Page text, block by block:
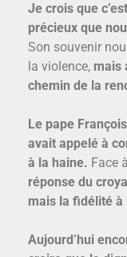
Je crois que
précieux que
Son souvenir
la violence, mais
chemin de la
Le pape
avait appelé à
à la haine. Face
réponse du
mais la fidélité à
Aujourd’hui